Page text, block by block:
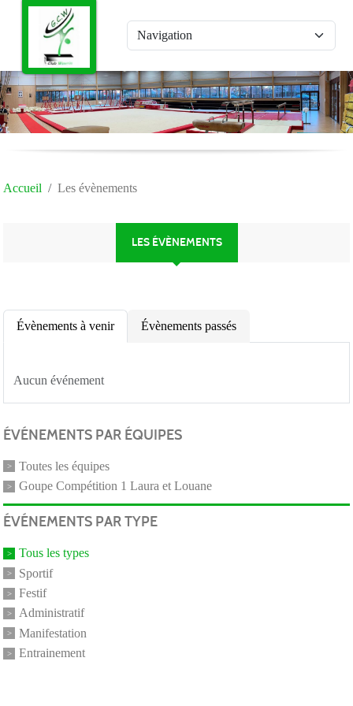
Accueil Les évènements
LES ÉVÈNEMENTS
Évènements à venir Évènements passés
Aucun événement
ÉVÉNEMENTS PAR ÉQUIPES
Toutes les équipes
Goupe Compétition 1 Laura et Louane
ÉVÉNEMENTS PAR TYPE
Tous les types
Sportif
Festif
Administratif
Manifestation
Entrainement
Panneau de gestion des cookies